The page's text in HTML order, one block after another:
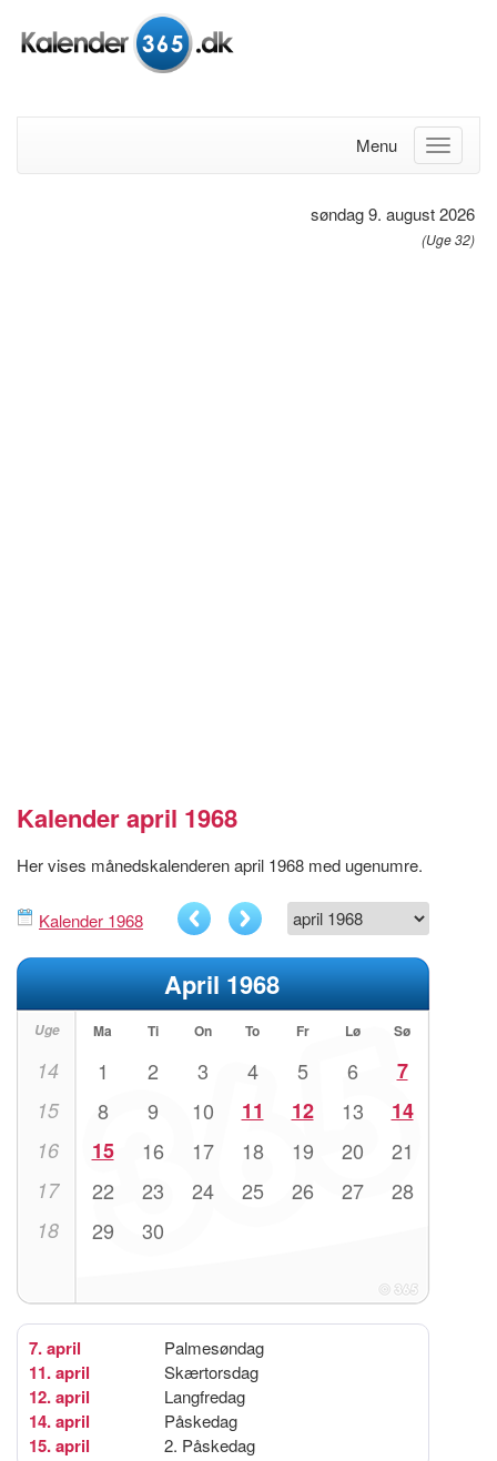
Menu
søndag 9. august 2026
(Uge 32)
Kalender april 1968
Her vises månedskalenderen april 1968 med ugenumre.
Kalender 1968
April 1968
Uge Ma Ti On To Fr Lø Sø
14 1 2 3 4 5 6 7
15 8 9 10 11 12 13 14
16 15 16 17 18 19 20 21
17 22 23 24 25 26 27 28
18 29 30
7. april Palmesøndag
11. april Skærtorsdag
12. april Langfredag
14. april Påskedag
15. april 2. Påskedag